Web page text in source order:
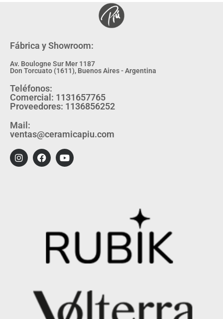
Fábrica y Showroom:
Av. Boulogne Sur Mer 1187
Don Torcuato (1611), Buenos Aires - Argentina
Teléfonos:
Comercial: 1131657765
Proveedores: 1136856252
Mail:
ventas@ceramicapiu.com